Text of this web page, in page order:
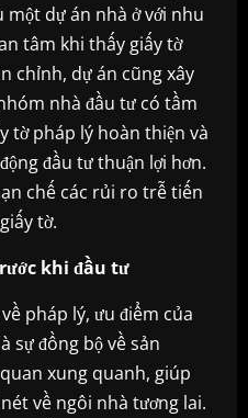
dự án nhà ở với nhu
tâm khi thấy giấy tờ
chỉnh, dự án cũng xây
nhà đầu tư có tầm
tờ pháp lý hoàn thiện và
đầu tư thuận lợi hơn.
chế các rủi ro trễ tiến
tờ.
khi đầu tư
pháp lý, ưu điểm của
sự đồng bộ về sản
xung quanh, giúp
về ngôi nhà tương lai.